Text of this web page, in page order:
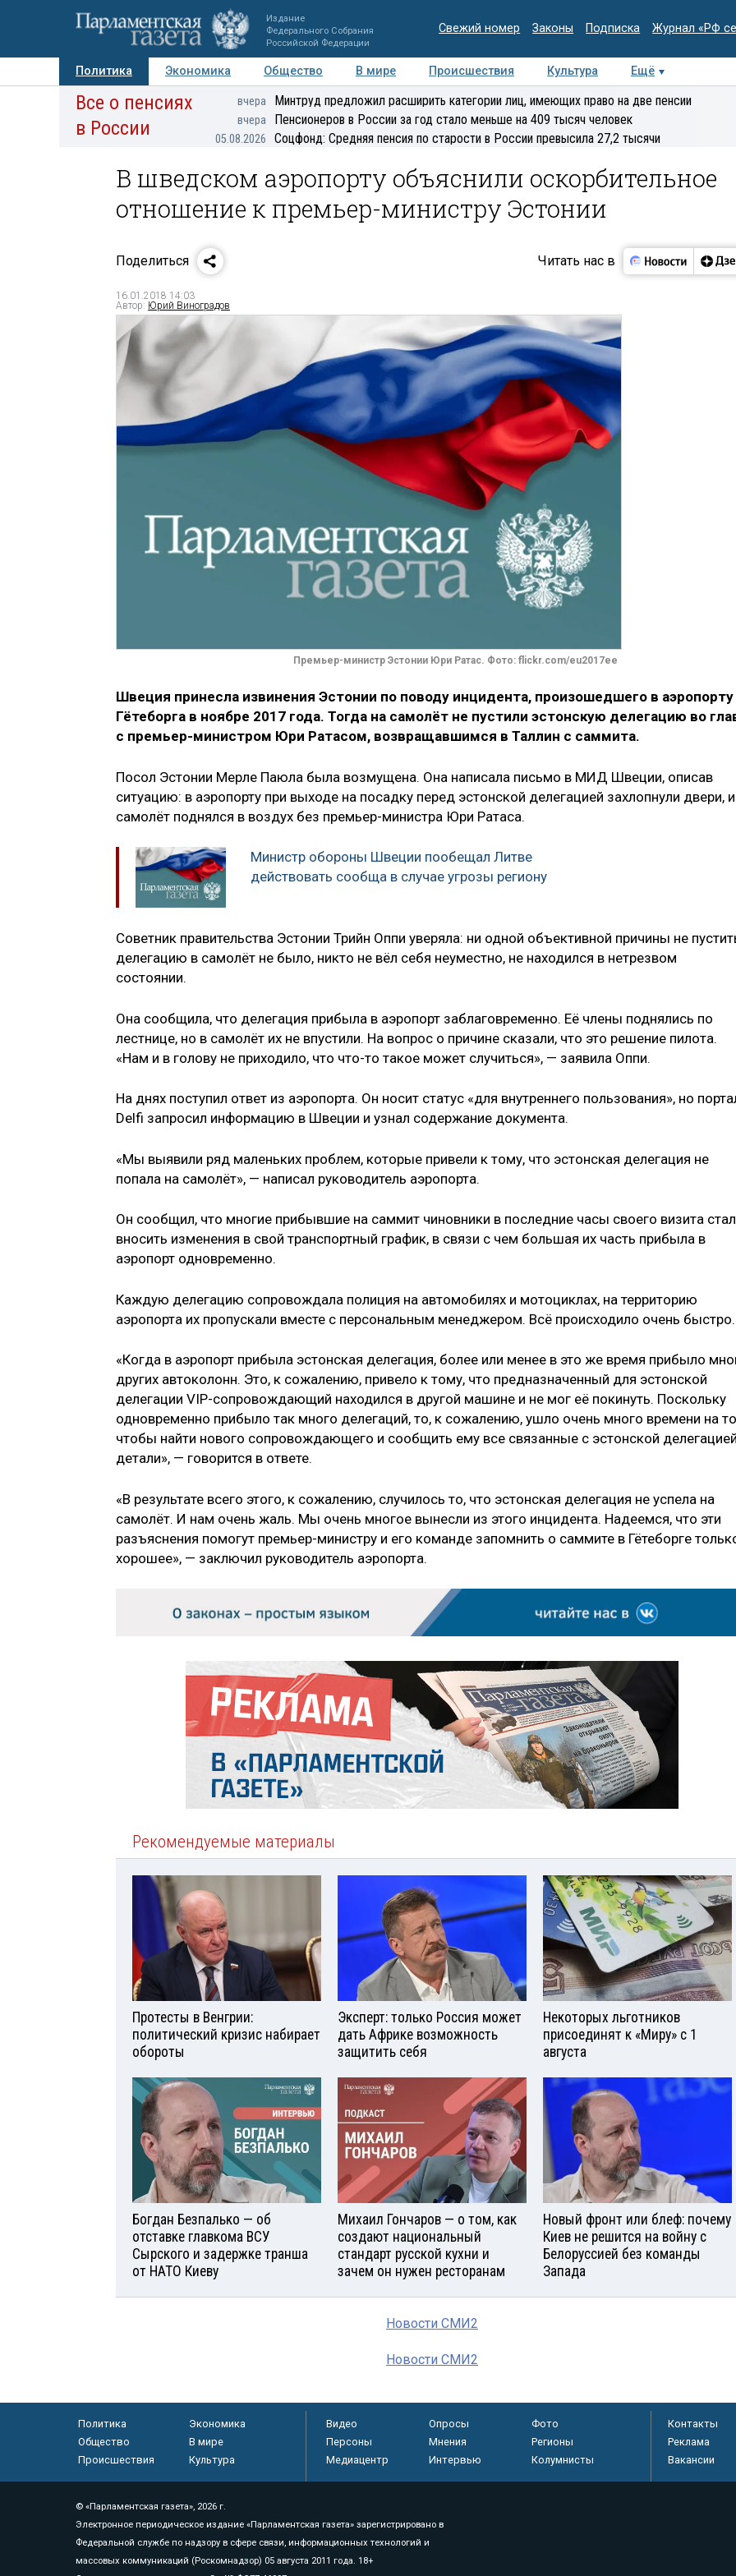
Издание
Федерального Собрания
Российской Федерации
Свежий номер Законы Подписка Журнал «РФ
Политика Экономика Общество В мире Происшествия Культура
Ещё
Авторы Персоны Мнения Регионы Медиацентр Интервью Колумнисты
Все о пенсиях
в России
вчера Минтруд предложил расширить категории лиц, имеющих право на две пенсии
вчера Пенсионеров в России за год стало меньше на 409 тысяч человек
05.08.2026 Соцфонд: Средняя пенсия по старости в России превысила 27,2 тысячи
В шведском аэропорту объяснили оскорбительное
отношение к премьер-министру Эстонии
Поделиться Читать нас в
16.01.2018 14:03
Автор: Юрий Виноградов
Премьер-министр Эстонии Юри Ратас. Фото: flickr.com/eu2017ee
Швеция принесла извинения Эстонии по поводу инцидента, произошедшего в аэропорту
Гётеборга в ноябре 2017 года. Тогда на самолёт не пустили эстонскую делегацию во
с премьер-министром Юри Ратасом, возвращавшимся в Таллин с саммита.
Посол Эстонии Мерле Паюла была возмущена. Она написала письмо в МИД Швеции, описав
ситуацию: в аэропорту при выходе на посадку перед эстонской делегацией захлопнули двери, и
самолёт поднялся в воздух без премьер-министра Юри Ратаса.
Министр обороны Швеции пообещал Литве
действовать сообща в случае угрозы региону
Советник правительства Эстонии Трийн Оппи уверяла: ни одной объективной причины не
делегацию в самолёт не было, никто не вёл себя неуместно, не находился в нетрезвом
состоянии.
Она сообщила, что делегация прибыла в аэропорт заблаговременно. Её члены поднялись по
лестнице, но в самолёт их не впустили. На вопрос о причине сказали, что это решение пилота.
«Нам и в голову не приходило, что что-то такое может случиться», — заявила Оппи.
На днях поступил ответ из аэропорта. Он носит статус «для внутреннего пользования», но
Delfi запросил информацию в Швеции и узнал содержание документа.
«Мы выявили ряд маленьких проблем, которые привели к тому, что эстонская делегация не
попала на самолёт», — написал руководитель аэропорта.
Он сообщил, что многие прибывшие на саммит чиновники в последние часы своего визита
вносить изменения в свой транспортный график, в связи с чем большая их часть прибыла в
аэропорт одновременно.
Каждую делегацию сопровождала полиция на автомобилях и мотоциклах, на территорию
аэропорта их пропускали вместе с персональным менеджером. Всё происходило очень быстро.
«Когда в аэропорт прибыла эстонская делегация, более или менее в это же время прибыло
других автоколонн. Это, к сожалению, привело к тому, что предназначенный для эстонской
делегации VIP-сопровождающий находился в другой машине и не мог её покинуть. Поскольку
одновременно прибыло так много делегаций, то, к сожалению, ушло очень много времени на
чтобы найти нового сопровождающего и сообщить ему все связанные с эстонской
детали», — говорится в ответе.
«В результате всего этого, к сожалению, случилось то, что эстонская делегация не успела на
самолёт. И нам очень жаль. Мы очень многое вынесли из этого инцидента. Надеемся, что эти
разъяснения помогут премьер-министру и его команде запомнить о саммите в Гётеборге
хорошее», — заключил руководитель аэропорта.
Рекомендуемые материалы
Протесты в Венгрии:
политический кризис набирает
обороты
Эксперт: только Россия может
дать Африке возможность
защитить себя
Некоторых льготников
присоединят к «Миру» с 1
августа
Богдан Безпалько — об
отставке главкома ВСУ
Сырского и задержке транша
от НАТО Киеву
Михаил Гончаров — о том, как
создают национальный
стандарт русской кухни и
зачем он нужен ресторанам
Новый фронт или блеф: почему
Киев не решится на войну с
Белоруссией без команды
Запада
Новости СМИ2
Новости СМИ2
Политика
Экономика
Общество
В мире
Происшествия
Культура
Видео Опросы
Фото
Персоны
Мнения
Регионы
Медиацентр
Интервью Колумнисты
Контакты
Реклама
Вакансии
© «Парламентская газета», 2026 г.
Электронное периодическое издание «Парламентская газета» зарегистрировано в
Федеральной службе по надзору в сфере связи, информационных технологий и
массовых коммуникаций (Роскомнадзор) 05 августа 2011 года. 18+